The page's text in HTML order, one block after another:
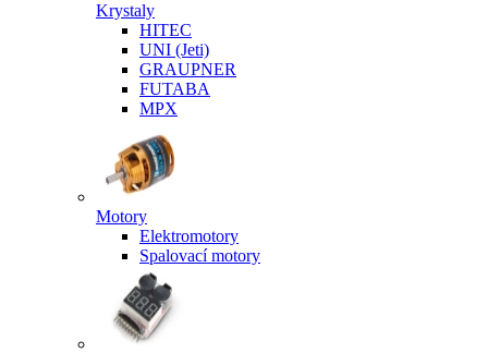
Krystaly
HITEC
UNI (Jeti)
GRAUPNER
FUTABA
MPX
Motory
Elektromotory
Spalovací motory